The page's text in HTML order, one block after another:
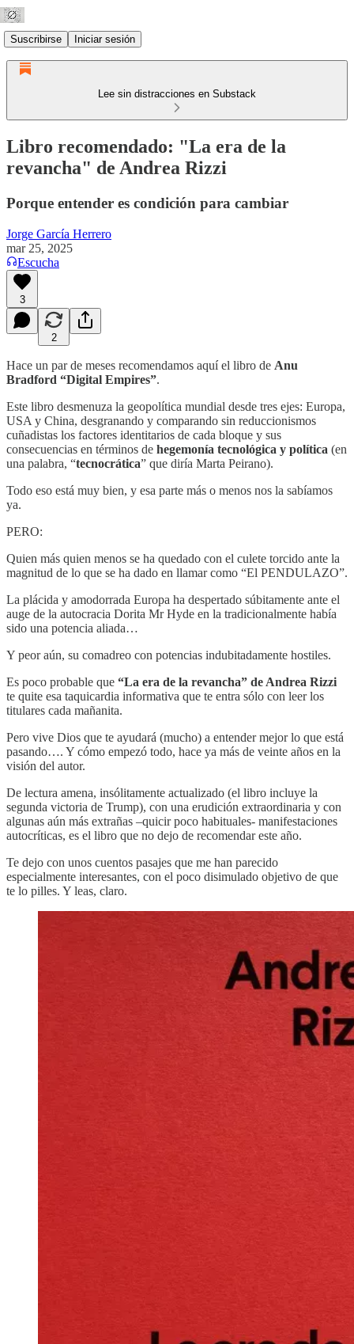
Suscribirse Iniciar sesión
Lee sin distracciones en Substack
Libro recomendado: "La era de la
revancha" de Andrea Rizzi
Porque entender es condición para cambiar
Jorge García Herrero
mar 25, 2025
Escucha
3
2
Hace un par de meses recomendamos aquí el libro de Anu
Bradford “Digital Empires”.
Este libro desmenuza la geopolítica mundial desde tres ejes: Europa,
USA y China, desgranando y comparando sin reduccionismos
cuñadistas los factores identitarios de cada bloque y sus
consecuencias en términos de hegemonía tecnológica y política (en
una palabra, “tecnocrática” que diría Marta Peirano).
Todo eso está muy bien, y esa parte más o menos nos la sabíamos
ya.
PERO:
Quien más quien menos se ha quedado con el culete torcido ante la
magnitud de lo que se ha dado en llamar como “El PENDULAZO”.
La plácida y amodorrada Europa ha despertado súbitamente ante el
auge de la autocracia Dorita Mr Hyde en la tradicionalmente había
sido una potencia aliada…
Y peor aún, su comadreo con potencias indubitadamente hostiles.
Es poco probable que “La era de la revancha” de Andrea Rizzi
te quite esa taquicardia informativa que te entra sólo con leer los
titulares cada mañanita.
Pero vive Dios que te ayudará (mucho) a entender mejor lo que está
pasando…. Y cómo empezó todo, hace ya más de veinte años en la
visión del autor.
De lectura amena, insólitamente actualizado (el libro incluye la
segunda victoria de Trump), con una erudición extraordinaria y con
algunas aún más extrañas –quicir poco habituales- manifestaciones
autocríticas, es el libro que no dejo de recomendar este año.
Te dejo con unos cuentos pasajes que me han parecido
especialmente interesantes, con el poco disimulado objetivo de que
te lo pilles. Y leas, claro.